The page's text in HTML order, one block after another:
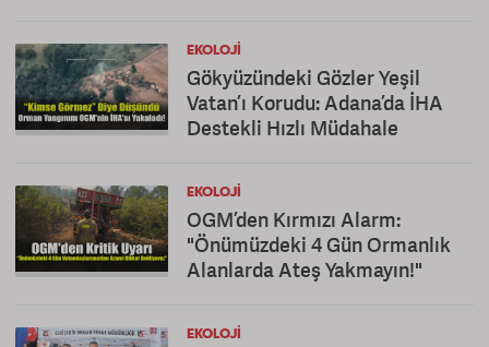
EKOLOJI
Gökyüzündeki Gözler Yeşil
Vatan’ı Korudu: Adana’da İHA
Destekli Hızlı Müdahale
EKOLOJI
OGM’den Kırmızı Alarm:
"Önümüzdeki 4 Gün Ormanlık
Alanlarda Ateş Yakmayın!"
EKOLOJI